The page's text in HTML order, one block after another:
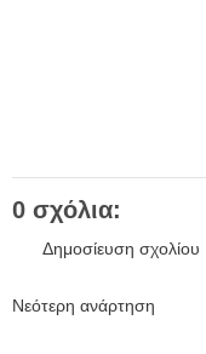
0 σχόλια:
Δημοσίευση σχολίου
Νεότερη ανάρτηση